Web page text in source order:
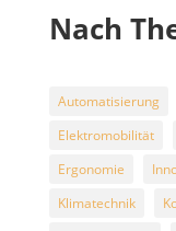
Nach
Automatisierung
Elektromobilität
Ergonomie
Klimatechnik